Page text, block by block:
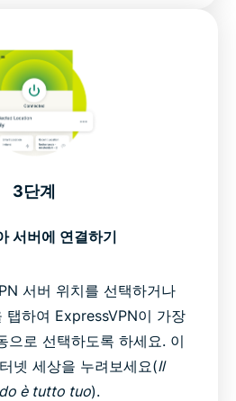
3단계
서버에 연결하기
서버 위치를 선택하거나
탭하여 ExpressVPN이 가장
으로 선택하도록 하세요. 이
넷 세상을 누려보세요(Il
è tutto tuo).